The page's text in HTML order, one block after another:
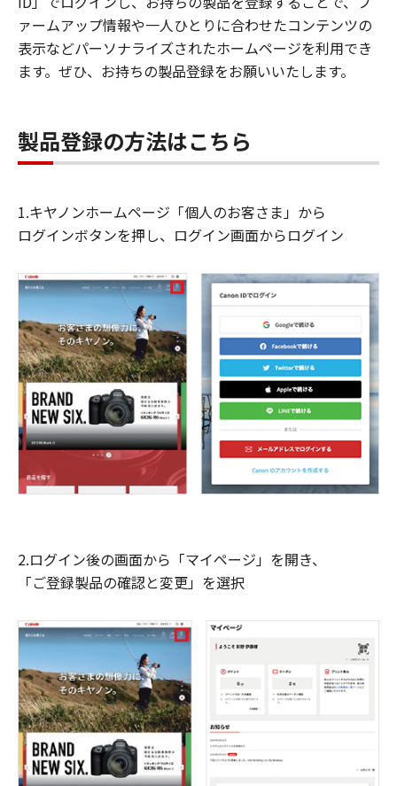
ァームアップ情報や一人ひとりに合わせたコンテンツの
表示などパーソナライズされたホームページを利用でき
ます。ぜひ、お持ちの製品登録をお願いいたします。
製品登録の方法はこちら
1.キヤノンホームページ「個人のお客さま」から
ログインボタンを押し、ログイン画面からログイン
2.ログイン後の画面から「マイページ」を開き、
「ご登録製品の確認と変更」を選択